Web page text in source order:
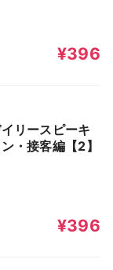
¥396
リースピーキ
・接客編【2】
¥396